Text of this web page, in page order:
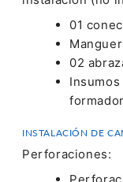
01
02
INSTALACIÓN DE
Perforaciones: